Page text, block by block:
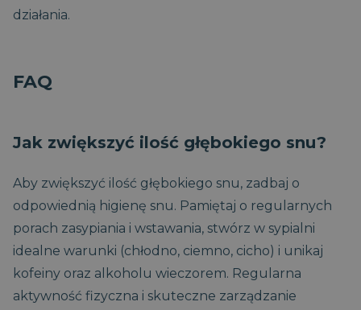
działania.
FAQ
Jak zwiększyć ilość głębokiego snu?
Aby zwiększyć ilość głębokiego snu, zadbaj o
odpowiednią higienę snu. Pamiętaj o regularnych
porach zasypiania i wstawania, stwórz w sypialni
idealne warunki (chłodno, ciemno, cicho) i unikaj
kofeiny oraz alkoholu wieczorem. Regularna
aktywność fizyczna i skuteczne zarządzanie